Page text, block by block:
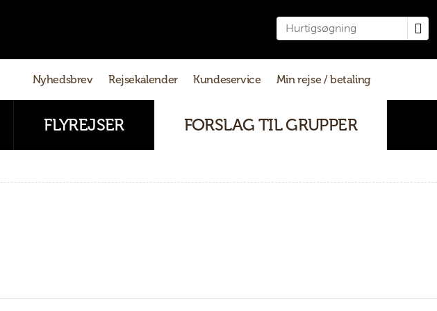
Nyhedsbrev Rejsekalender Kundeservice Min rejse / betaling
FLYREJSER FORSLAG TIL GRUPPER